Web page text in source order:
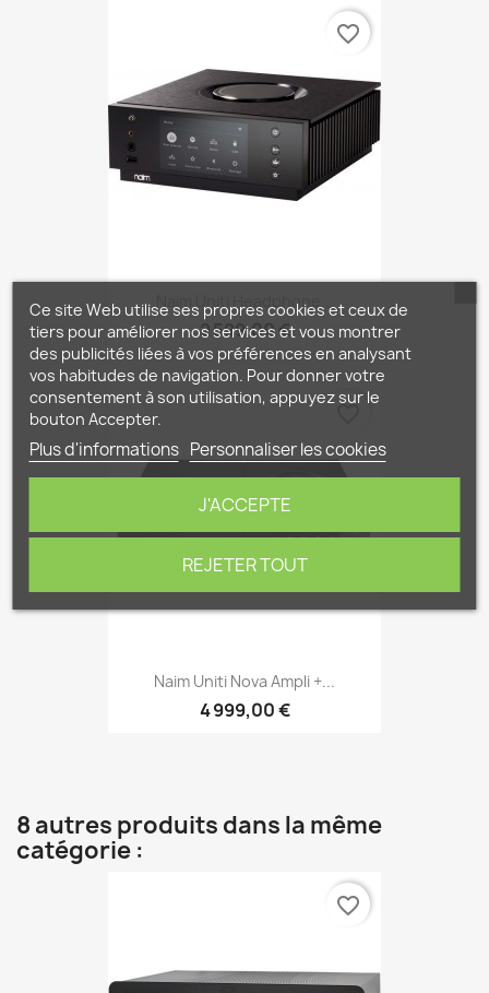
Naim Uniti Headphone...
2 599,00 €
favorite_border
Naim Uniti Nova Ampli +...
4 999,00 €
8 autres produits dans la même
catégorie :
favorite_border
Ce site Web utilise ses propres cookies et ceux de
tiers pour améliorer nos services et vous montrer
des publicités liées à vos préférences en analysant
vos habitudes de navigation. Pour donner votre
consentement à son utilisation, appuyez sur le
bouton Accepter.
Plus d'informations Personnaliser les cookies
REJETER TOUT
J'ACCEPTE